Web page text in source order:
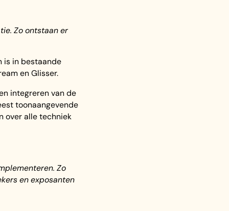
Zo ontstaan er
is in bestaande
en Glisser.
integreren van de
toonaangevende
over alle techniek
Zo
en exposanten